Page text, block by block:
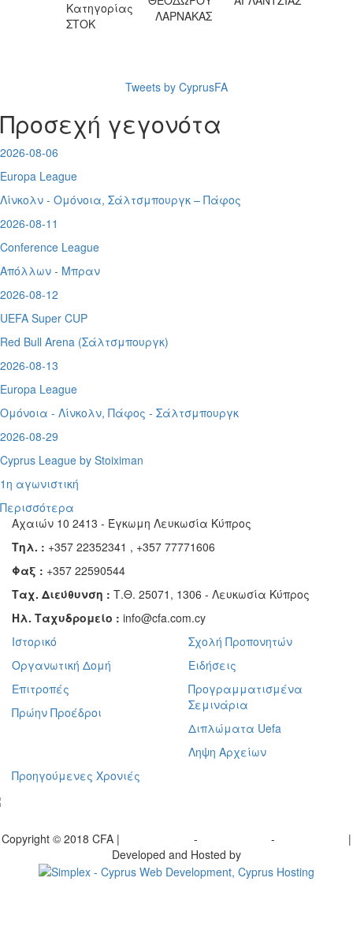
Κατηγορίας
ΣΤΟΚ
ΛΑΡΝΑΚΑΣ
Tweets by CyprusFA
Προσεχή γεγονότα
2026-08-06
Europa League
Λίνκολν - Ομόνοια, Σάλτσμπουργκ – Πάφος
2026-08-11
Conference League
Απόλλων - Μπραν
2026-08-12
UEFA Super CUP
Red Bull Arena (Σάλτσμπουργκ)
2026-08-13
Europa League
Ομόνοια - Λίνκολν, Πάφος - Σάλτσμπουργκ
2026-08-29
Cyprus League by Stoiximan
1η αγωνιστική
Περισσότερα
Αχαιών 10 2413 - Έγκωμη Λευκωσία Κύπρος
Τηλ. : +357 22352341 , +357 77771606
Φαξ : +357 22590544
Ταχ. Διεύθυνση : Τ.Θ. 25071, 1306 - Λευκωσία Κύπρος
Ηλ. Ταχυδρομείο : info@cfa.com.cy
Ιστορικό
Οργανωτική Δομή
Επιτροπές
Πρώην Προέδροι
Σχολή Προπονητών
Ειδήσεις
Προγραμματισμένα
Σεμινάρια
Διπλώματα Uefa
Ληψη Αρχείων
Προηγούμενες Χρονιές
Copyright © 2018 CFA | - -
|
Developed and Hosted by